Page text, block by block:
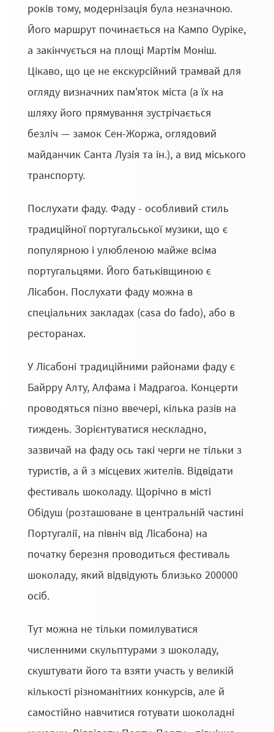
років тому, модернізація була незначною.
Його маршрут починається на Кампо Оуріке,
а закінчується на площі Мартім Моніш.
Цікаво, що це не екскурсійний трамвай для
огляду визначних пам'яток міста (а їх на
шляху його прямування зустрічається
безліч — замок Сен-Жоржа, оглядовий
майданчик Санта Лузія та ін.), а вид міського
транспорту.
Послухати фаду. Фаду - особливий стиль
традиційної португальської музики, що є
популярною і улюбленою майже всіма
португальцями. Його батьківщиною є
Лісабон. Послухати фаду можна в
спеціальних закладах (casa do fado), або в
ресторанах.
У Лісабоні традиційними районами фаду є
Байрру Алту, Алфама і Мадрагоа. Концерти
проводяться пізно ввечері, кілька разів на
тиждень. Зорієнтуватися нескладно,
зазвичай на фаду ось такі черги не тільки з
туристів, а й з місцевих жителів. Відвідати
фестиваль шоколаду. Щорічно в місті
Обідуш (розташоване в центральній частині
Португалії, на північ від Лісабона) на
початку березня проводиться фестиваль
шоколаду, який відвідують близько 200000
осіб.
Тут можна не тільки помилуватися
численними скульптурами з шоколаду,
скуштувати його та взяти участь у великій
кількості різноманітних конкурсів, але й
самостійно навчитися готувати шоколадні